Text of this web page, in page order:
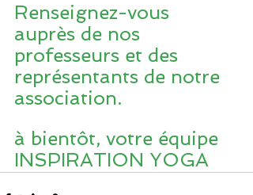
Renseignez-vous
auprès de nos
professeurs et des
représentants de notre
association.
à bientôt, votre équipe
INSPIRATION YOGA